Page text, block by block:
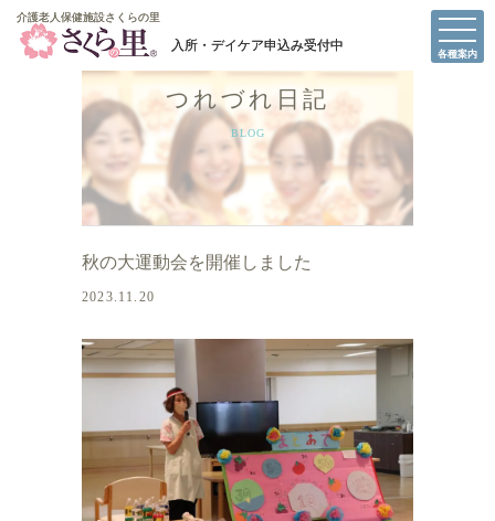
各種案内
介護老人保健施設さくらの里
介護老人保健施設さくらの里
つれづれ日記
BLOG
秋の大運動会を開催しました
2023.11.20